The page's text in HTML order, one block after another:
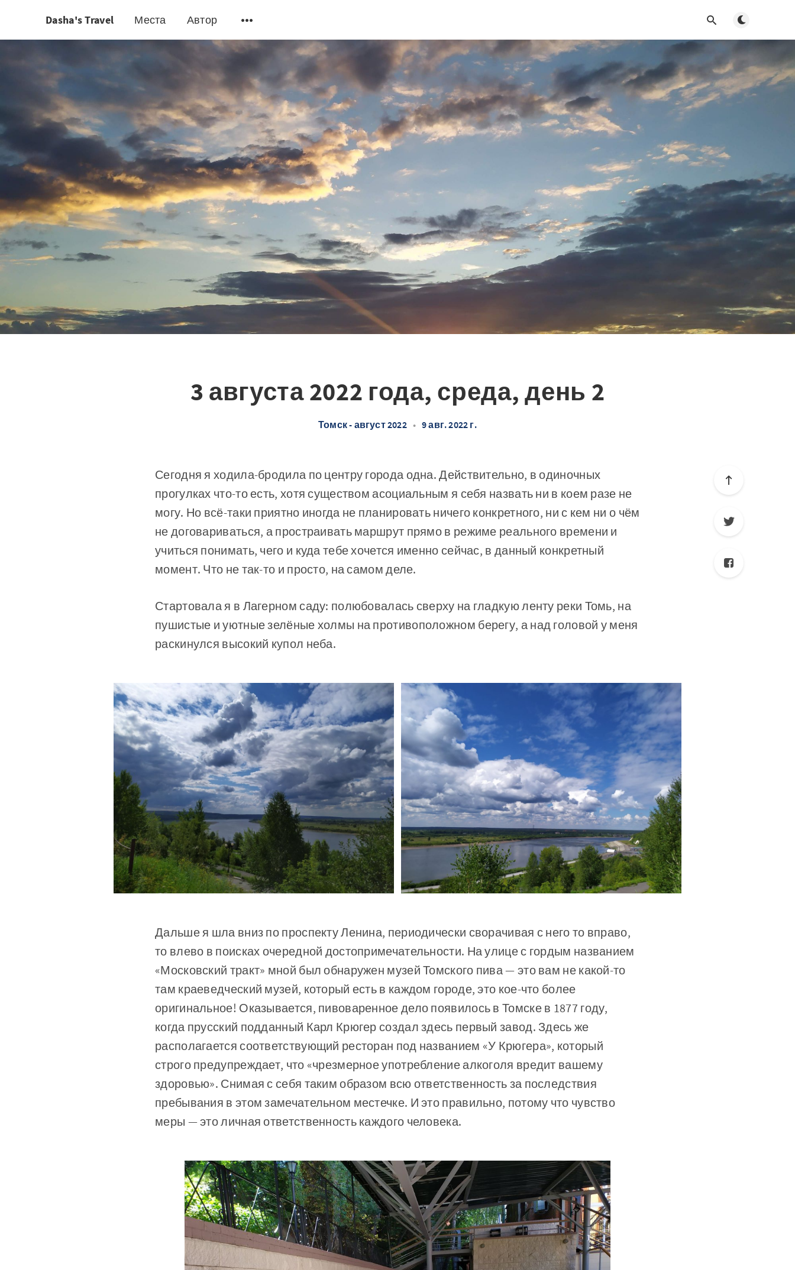
Dasha's Travel Места Автор Toggle dark
3 августа 2022 года, среда, день 2
Томск - август 2022 • 9 авг. 2022 г.
Сегодня я ходила-бродила по центру города одна. Действительно, в одиночных
прогулках что-то есть, хотя существом асоциальным я себя назвать ни в коем разе не
могу. Но всё-таки приятно иногда не планировать ничего конкретного, ни с кем ни о чём
не договариваться, а простраивать маршрут прямо в режиме реального времени и
учиться понимать, чего и куда тебе хочется именно сейчас, в данный конкретный
момент. Что не так-то и просто, на самом деле.
Стартовала я в Лагерном саду: полюбовалась сверху на гладкую ленту реки Томь, на
пушистые и уютные зелёные холмы на противоположном берегу, а над головой у меня
раскинулся высокий купол неба.
Дальше я шла вниз по проспекту Ленина, периодически сворачивая с него то вправо,
то влево в поисках очередной достопримечательности. На улице с гордым названием
«Московский тракт» мной был обнаружен музей Томского пива — это вам не какой-то
там краеведческий музей, который есть в каждом городе, это кое-что более
оригинальное! Оказывается, пивоваренное дело появилось в Томске в 1877 году,
когда прусский подданный Карл Крюгер создал здесь первый завод. Здесь же
располагается соответствующий ресторан под названием «У Крюгера», который
строго предупреждает, что «чрезмерное употребление алкоголя вредит вашему
здоровью». Снимая с себя таким образом всю ответственность за последствия
пребывания в этом замечательном местечке. И это правильно, потому что чувство
меры — это личная ответственность каждого человека.